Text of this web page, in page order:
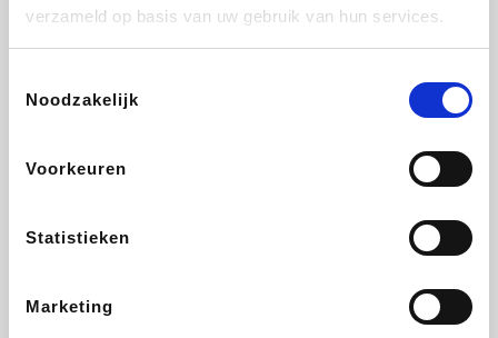
verzameld op basis van uw gebruik van hun services.
Noodzakelijk
Voorkeuren
Statistieken
Marketing
Brussels Airlines
EuroGifts Get Your Guide